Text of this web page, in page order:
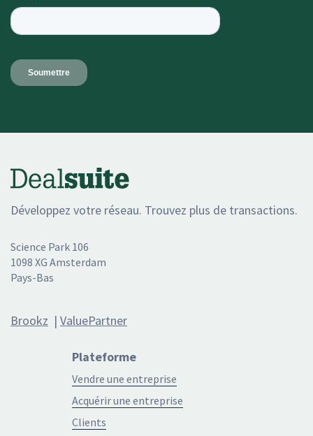
Développez votre réseau. Trouvez plus de transactions.
Science Park 106
1098 XG Amsterdam
Pays-Bas
Brookz | ValuePartner
Plateforme
Vendre une entreprise
Acquérir une entreprise
Clients